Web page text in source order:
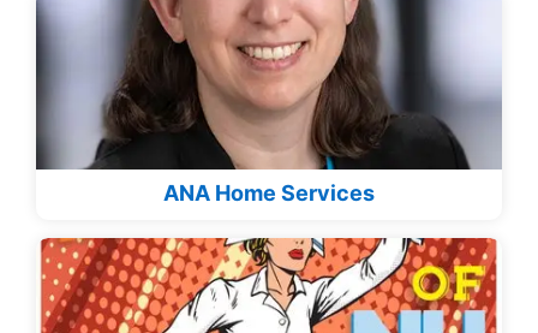
ANA Home Services